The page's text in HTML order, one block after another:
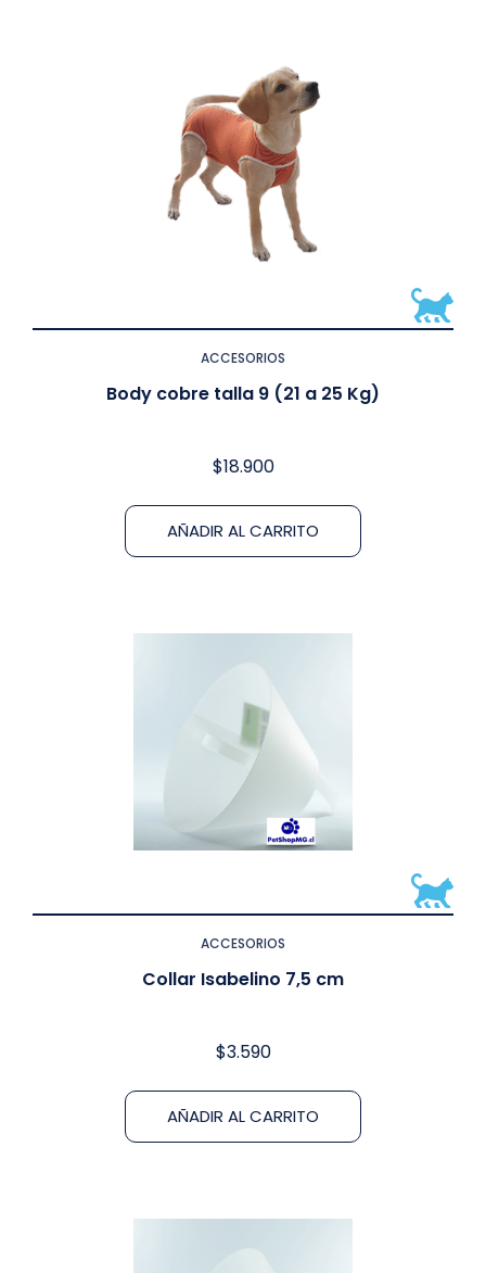
ACCESORIOS
Body cobre talla 9 (21 a 25 Kg)
$18.900
AÑADIR AL CARRITO
ACCESORIOS
Collar Isabelino 7,5 cm
$3.590
AÑADIR AL CARRITO